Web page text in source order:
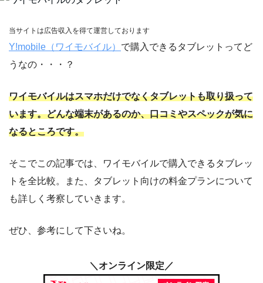
当サイトは広告収入を得て運営しております
Y!mobile（ワイモバイル） で購入できるタブレットってど
うなの・・・？
ワイモバイルはスマホだけでなくタブレットも取り扱って
います。どんな端末があるのか、口コミやスペックが気に
なるところです。
そこでこの記事では、ワイモバイルで購入できるタブレッ
トを全比較。また、タブレット向けの料金プランについて
も詳しく考察していきます。
ぜひ、参考にして下さいね。
＼オンライン限定／